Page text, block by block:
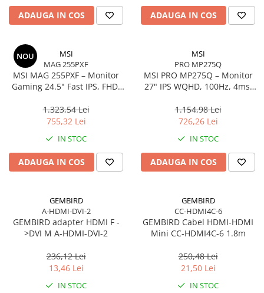
ADAUGA IN COS ADAUGA IN COS
NOU
MSI
MAG 255PXF
MSI MAG 255PXF – Monitor
Gaming 24.5" Fast IPS, FHD,
1.323,54 Lei
755,32 Lei
IN STOC
ADAUGA IN COS
MSI
PRO MP275Q
MSI PRO MP275Q – Monitor
27" IPS WQHD, 100Hz, 4ms,
1.154,98 Lei
726,26 Lei
IN STOC
ADAUGA IN COS
GEMBIRD
A-HDMI-DVI-2
GEMBIRD adapter HDMI F -
>DVI M A-HDMI-DVI-2
236,12 Lei
13,46 Lei
IN STOC
GEMBIRD
CC-HDMI4C-6
GEMBIRD Cabel HDMI-HDMI
Mini CC-HDMI4C-6 1.8m
250,48 Lei
21,50 Lei
IN STOC